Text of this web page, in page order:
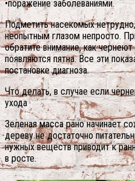
•поражение заболеваниями.
Подметить насекомых
неопытным глазом непросто.
обратите внимание, как
появляются пятна. Все эти
постановке диагноза.
Что делать, в случае если
ухода
Зеленая масса рано начинает
дереву не достаточно
нужных веществ приводит к
в росте.